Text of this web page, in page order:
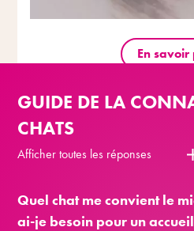
En savoir
GUIDE DE LA
CHATS
Afficher toutes les réponses
Quel chat me convient le
ai-je besoin pour un